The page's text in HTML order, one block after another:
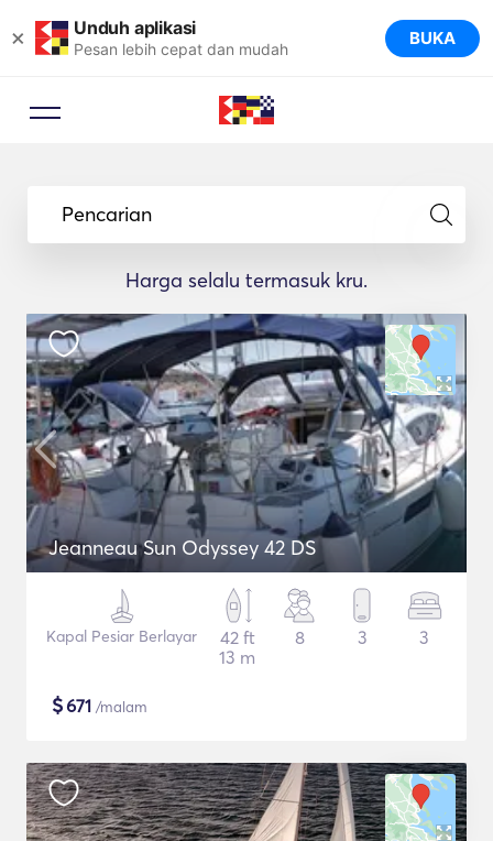
× Unduh aplikasi
Pesan lebih cepat dan mudah BUKA
Pencarian
Harga selalu termasuk kru.
Jeanneau Sun Odyssey 42 DS
Kapal Pesiar Berlayar
42 ft
13 m
8 3 3
$671 /malam